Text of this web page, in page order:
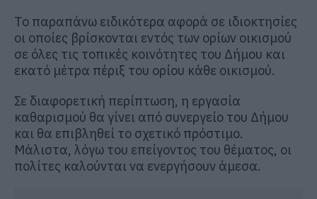
Το παραπάνω ειδικότερα αφορά σε ιδιοκτησίες
οι οποίες βρίσκονται εντός των ορίων οικισμού
σε όλες τις τοπικές κοινότητες του Δήμου και
εκατό μέτρα πέριξ του ορίου κάθε οικισμού.
Σε διαφορετική περίπτωση, η εργασία
καθαρισμού θα γίνει από συνεργείο του Δήμου
και θα επιβληθεί το σχετικό πρόστιμο.
Μάλιστα, λόγω του επείγοντος του θέματος, οι
πολίτες καλούνται να ενεργήσουν άμεσα.